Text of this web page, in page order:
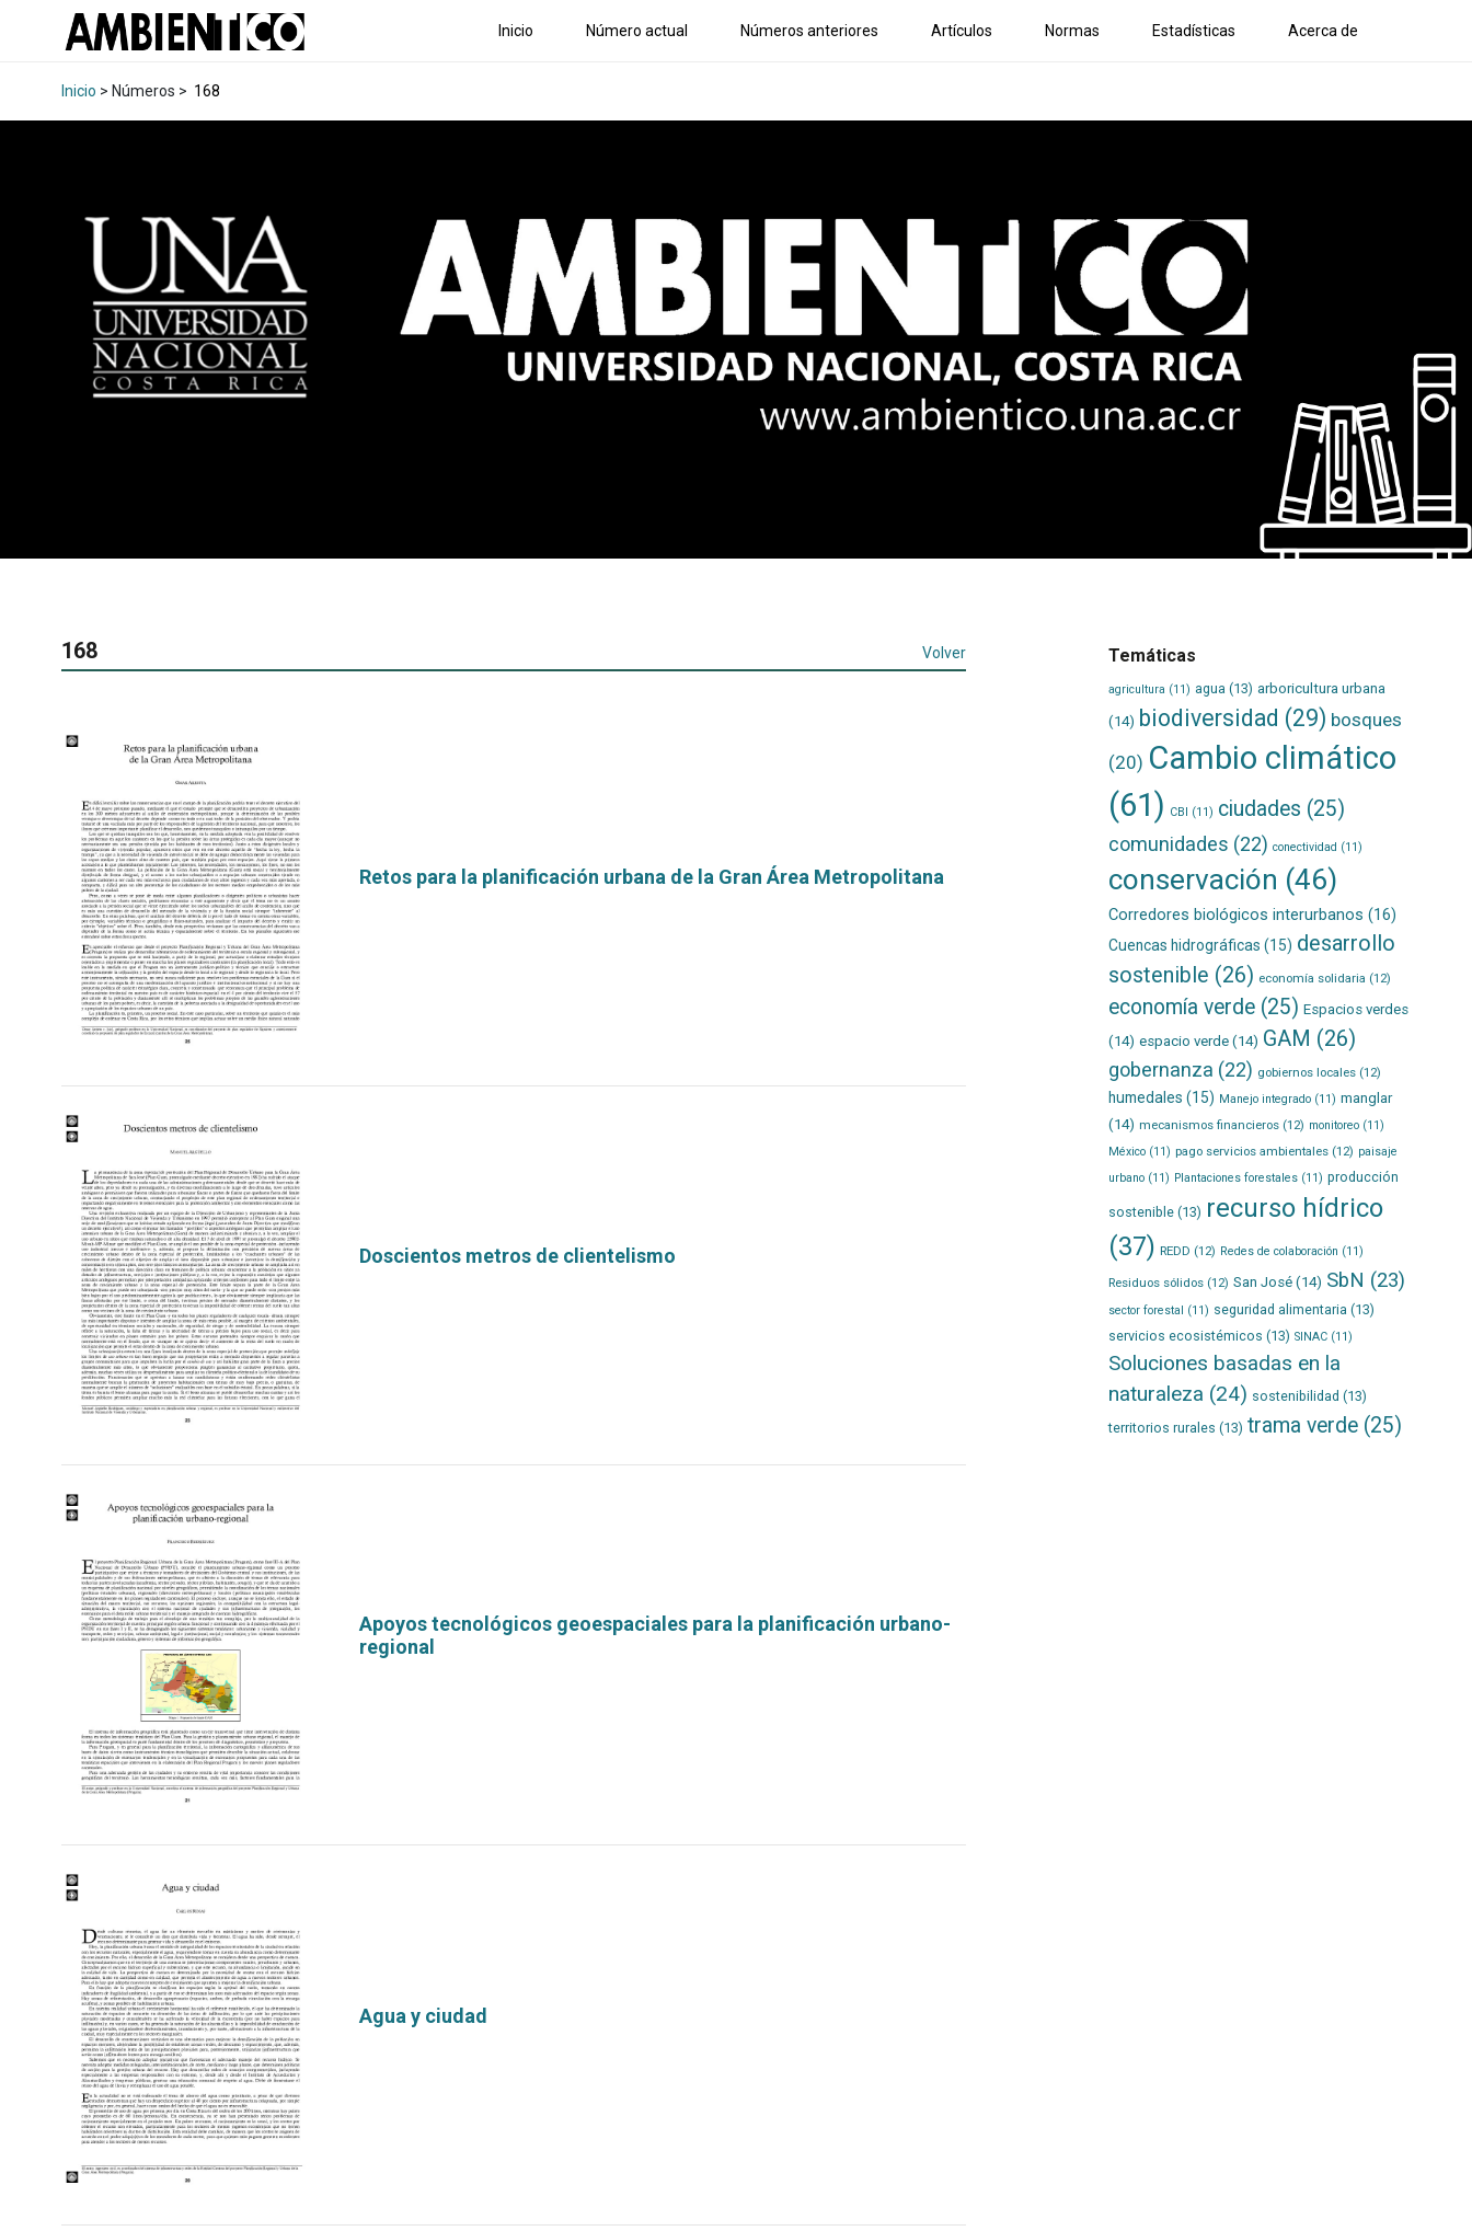
Inicio Número actual Números anteriores Artículos Normas Estadísticas Acerca de
Inicio > Números > 168
168 Volver
Retos para la planificación urbana de la Gran Área Metropolitana
Doscientos metros de clientelismo
Apoyos tecnológicos geoespaciales para la planificación urbano-
regional
Agua y ciudad
Temáticas
agricultura (11) agua (13) arboricultura urbana
(14) biodiversidad (29) bosques
(20) Cambio climático
(61) CBI (11) ciudades (25)
comunidades (22) conectividad (11)
conservación (46)
Corredores biológicos interurbanos (16)
Cuencas hidrográficas (15) desarrollo
sostenible (26) economía solidaria (12)
economía verde(25) Espacios verdes
(14) espacio verde(14) GAM (26)
gobernanza (22) gobiernos locales(12)
humedales (15) Manejo integrado(11) manglar
(14) mecanismos financieros(12) monitoreo(11)
México(11) pago servicios ambientales(12) paisaje
urbano(11) Plantaciones forestales(11) producción
sostenible(13) recurso hídrico
(37) REDD (12) Redes de colaboración (11)
Residuos sólidos(12) San José(14) SbN (23)
sector forestal (11) seguridad alimentaria (13)
servicios ecosistémicos (13) SINAC(11)
Soluciones basadas en la
naturaleza (24) sostenibilidad (13)
territorios rurales (13) trama verde(25)